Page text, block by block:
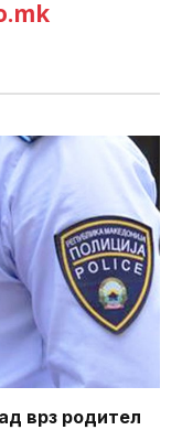
врз родител